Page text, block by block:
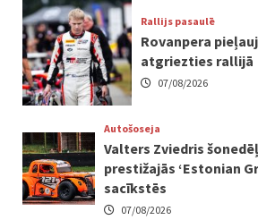
Rallijs pasaulē
Rovanpera
atgriezties rallijā
07/08/2026
Autošoseja
Valters Zviedris
prestižajās ‘Estonian
sacīkstēs
07/08/2026